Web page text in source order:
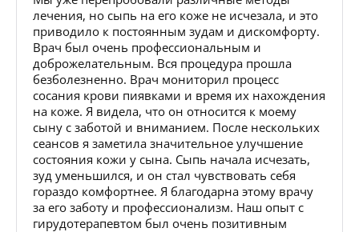
лечения, но сыпь на его коже не исчезала, и это
приводило к постоянным зудам и дискомфорту.
Врач был очень профессиональным и
доброжелательным. Вся процедура прошла
безболезненно. Врач мониторил процесс
сосания крови пиявками и время их нахождения
на коже. Я видела, что он относится к моему
сыну с заботой и вниманием. После нескольких
сеансов я заметила значительное улучшение
состояния кожи у сына. Сыпь начала исчезать,
зуд уменьшился, и он стал чувствовать себя
гораздо комфортнее. Я благодарна этому врачу
за его заботу и профессионализм. Наш опыт с
гирудотерапевтом был очень позитивным